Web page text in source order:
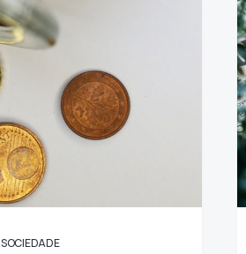
SOCIEDADE